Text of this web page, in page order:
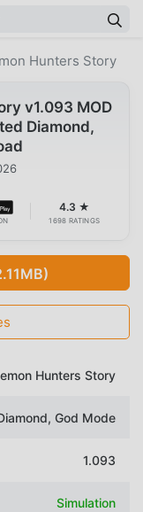
Hunters Story
v1.093 MOD
Diamond,
4.3 ★
1698 RATINGS
Hunters Story
God Mode
1.093
Simulation